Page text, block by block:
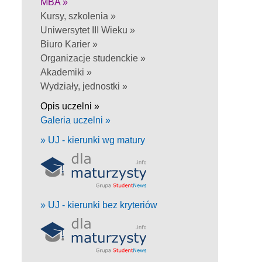
Kursy, szkolenia »
Uniwersytet III Wieku »
Biuro Karier »
Organizacje studenckie »
Akademiki »
Wydziały, jednostki »
Opis uczelni »
Galeria uczelni »
» UJ - kierunki wg matury
» UJ - kierunki bez kryteriów